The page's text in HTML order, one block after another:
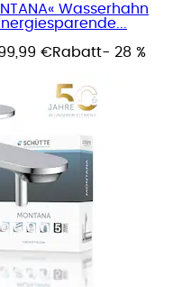
Wasserhahn
€Rabatt- 28 %